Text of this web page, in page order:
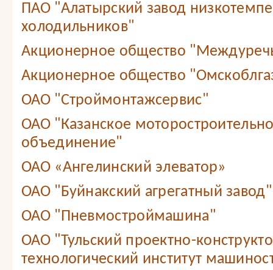
ПАО "Алатырский завод
холодильников"
Акционерное общество
Акционерное общество
ОАО "Строймонтажсервис"
ОАО "Казанское
объединение"
ОАО «Ангелинский элеватор»
ОАО "Буйнакский агрегатный завод"
ОАО "Пневмостроймашина"
ОАО "Тульский проектно-
технологический институт